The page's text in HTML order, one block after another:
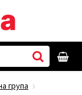
група